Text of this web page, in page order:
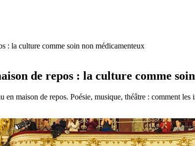
: la culture comme soin non médicamenteux
de repos : la culture comme
maison de repos. Poésie, musique, théâtre : comment les